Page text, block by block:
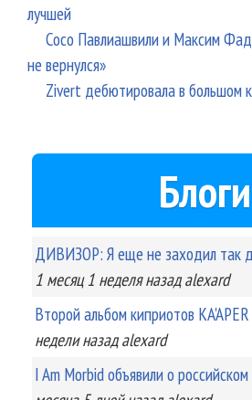
лучшей
Сосо Павлиашвили и Максим
не вернулся»
Zivert дебютировала в большом
Блоги
ДИВИЗОР: Я еще не заходил так
1 месяц 1 неделяназад alexard
Второй альбом киприотов KA'APER
неделиназад alexard
I Am Morbid объявили о